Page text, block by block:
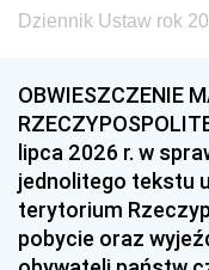
Dziennik Ustaw rok
OBWIESZCZENIE
lipca 2026 r. w
jednolitego tekstu
terytorium
pobycie oraz